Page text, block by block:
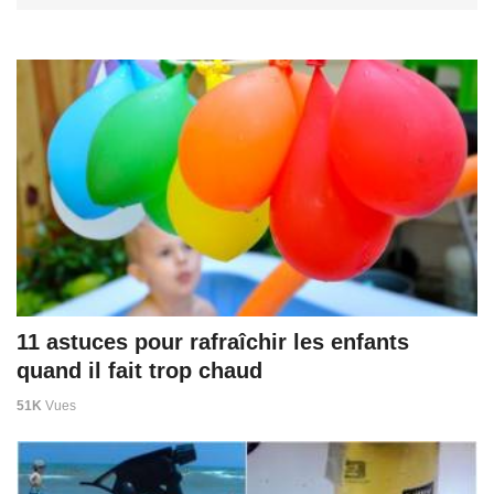
11 astuces pour rafraîchir les enfants
quand il fait trop chaud
51K Vues